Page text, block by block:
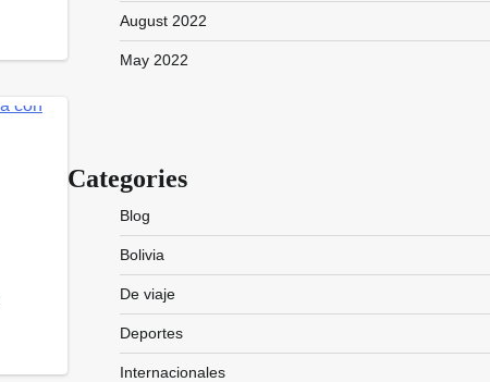
August 2022
May 2022
Categories
Blog
Bolivia
De viaje
Deportes
Internacionales